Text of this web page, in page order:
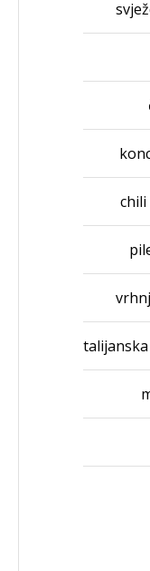
chili
talijanska